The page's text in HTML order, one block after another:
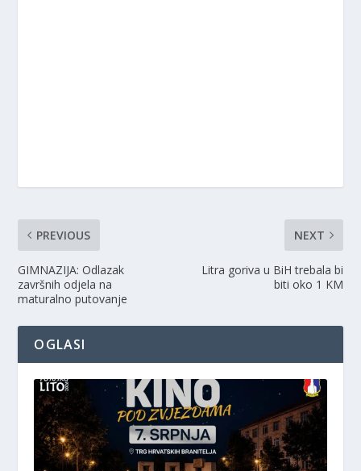
PREVIOUS
GIMNAZIJA: Odlazak
završnih odjela na
maturalno putovanje
NEXT
Litra goriva u BiH trebala bi
biti oko 1 KM
OGLASI